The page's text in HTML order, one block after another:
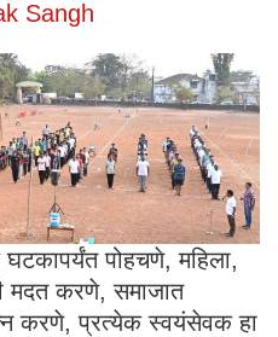
Sangh
पोहचणे, महिला,
मदत करणे, समाजात
करणे, प्रत्येक स्वयंसेवक हा